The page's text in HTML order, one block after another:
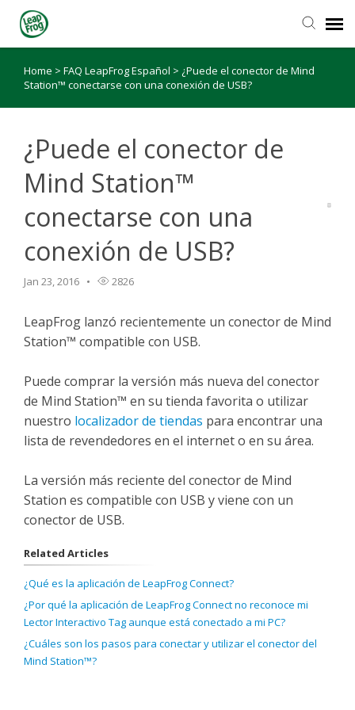
Home > FAQ LeapFrog Español > ¿Puede el conector de Mind
Station™ conectarse con una conexión de USB?
¿Puede el conector de
Mind Station™
conectarse con una
conexión de USB?
Jan 23, 2016 2826
LeapFrog lanzó recientemente un conector de Mind
Station™ compatible con USB.
Puede comprar la versión más nueva del conector
de Mind Station™ en su tienda favorita o utilizar
nuestro localizador de tiendas para encontrar una
lista de revendedores en el internet o en su área.
La versión más reciente del conector de Mind
Station es compatible con USB y viene con un
conector de USB.
Related Articles
¿Qué es la aplicación de LeapFrog Connect?
¿Por qué la aplicación de LeapFrog Connect no reconoce mi
Lector Interactivo Tag aunque está conectado a mi PC?
¿Cuáles son los pasos para conectar y utilizar el conector del
Mind Station™?